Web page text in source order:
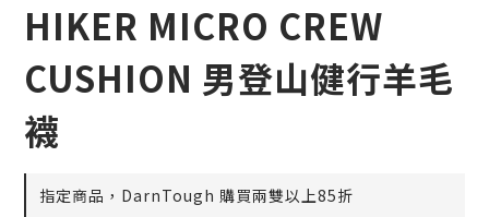
HIKER MICRO CREW
CUSHION 男登山健行羊毛
襪
指定商品，DarnTough 購買兩雙以上85折